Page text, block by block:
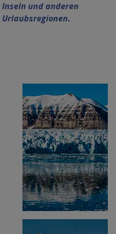
Inseln und anderen
Urlaubsregionen.